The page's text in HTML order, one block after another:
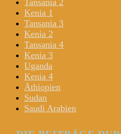
Tansania 2
Kenia 1
Tansania 3
Kenia 2
Tansania 4
Kenia 3
Uganda
Kenia 4
Äthiopien
Sudan
Saudi Arabien